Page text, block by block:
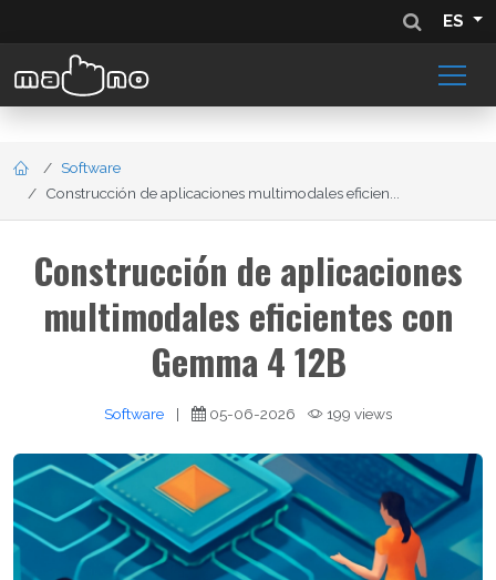
ES
Software
Construcción de aplicaciones multimodales eficien...
Construcción de aplicaciones
multimodales eficientes con
Gemma 4 12B
Software | 05-06-2026 199 views